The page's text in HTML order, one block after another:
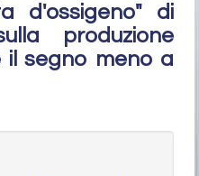
d'ossigeno" di
produzione
segno meno a